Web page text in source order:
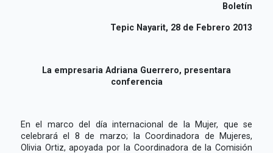
Boletín
Tepic Nayarit, 28 de Febrero 2013
La empresaria Adriana Guerrero, presentara
conferencia
En el marco del día internacional de la Mujer, que se
celebrará el 8 de marzo; la Coordinadora de Mujeres,
Olivia Ortiz, apoyada por la Coordinadora de la Comisión